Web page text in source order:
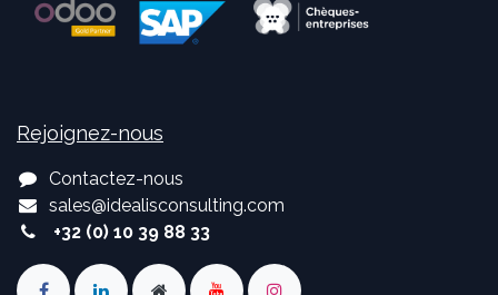
Rejoignez-nous
Contactez-nous
sales@idealisconsulting.com
+32 (0) 10 39 88 33